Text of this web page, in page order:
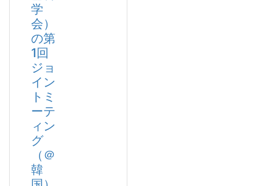
学
会）
の第
1回
ジョ
イン
トミ
ーテ
ィン
グ
（＠
韓